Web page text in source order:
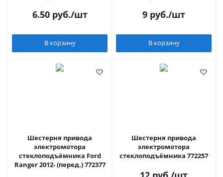
6.50руб./шт
В корзину
9 руб./шт
В корзину
Шестерня привода
электромотора
стеклоподъёмника Ford
Ranger 2012- (перед.) 772377
Шестерня привода
электромотора
стеклоподъёмника 772257